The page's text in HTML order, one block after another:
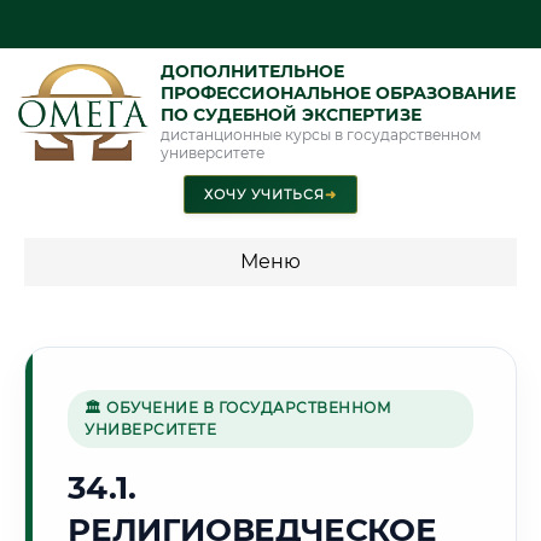
ДОПОЛНИТЕЛЬНОЕ
ПРОФЕССИОНАЛЬНОЕ ОБРАЗОВАНИЕ
ПО СУДЕБНОЙ ЭКСПЕРТИЗЕ
дистанционные курсы в государственном
университете
ХОЧУ УЧИТЬСЯ➜
Меню
специальности"
Стоимость по программам обучения "Судебная экспертиза"
Стоимость по программам обучения "Экспертиза"
🏛 ОБУЧЕНИЕ В ГОСУДАРСТВЕННОМ
УНИВЕРСИТЕТЕ
34.1.
РЕЛИГИОВЕДЧЕСКОЕ